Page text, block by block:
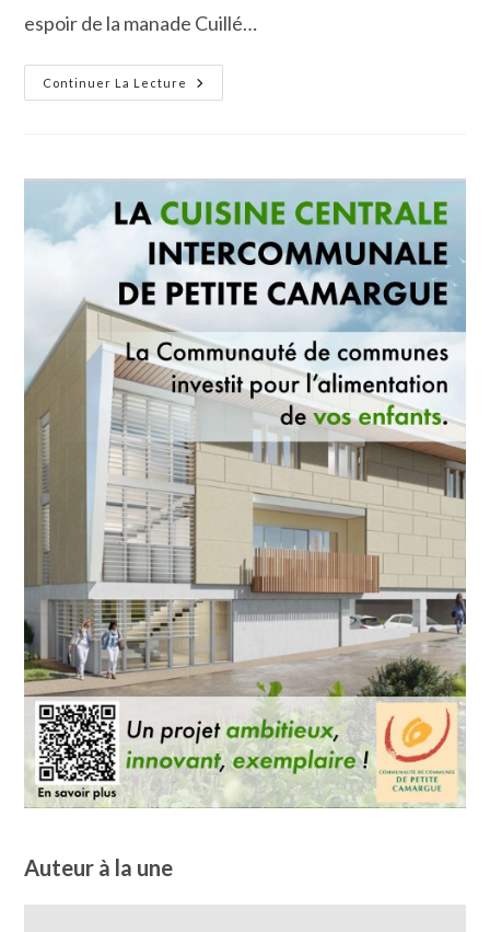
espoir de la manade Cuillé…
Continuer La Lecture
Un
Excellent
R.
Et
G.
Barbeyrac
À
Beauvoisin
Auteur à la une